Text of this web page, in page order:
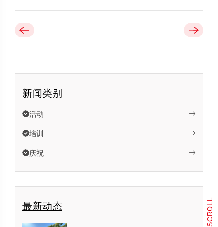
SCROLL
新闻类别
活动
培训
庆祝
最新动态